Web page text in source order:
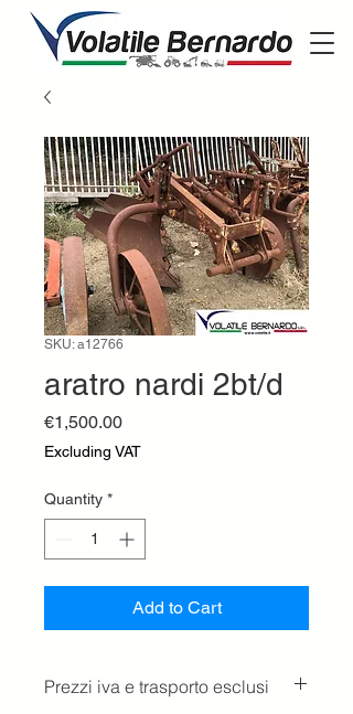
SKU: a12766
aratro nardi 2bt/d
€1,500.00Price
Excluding VAT
Quantity *
Add to Cart
Prezzi iva e trasporto esclusi